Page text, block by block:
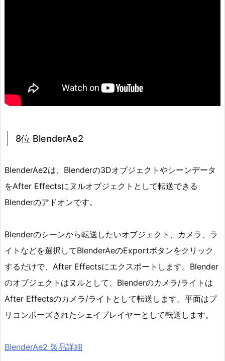
8位 BlenderAe2
BlenderAe2は、Blenderの3Dオブジェクトやシーンデータ
をAfter Effectsにヌルオブジェクトとして転送できる
Blenderのアドオンです。
Blenderのシーンから転送したいオブジェクト、カメラ、ラ
イトなどを選択してBlenderAeのExportボタンをクリック
するだけで、After Effectsにエクスポートします。Blender
のオブジェクトはヌルとして、Blenderのカメラ/ライトは
After Effectsのカメラ/ライトとして転送します。平面はプ
リコンポーズされたシェイプレイヤーとして転送します。
BlenderAe2 製品詳細